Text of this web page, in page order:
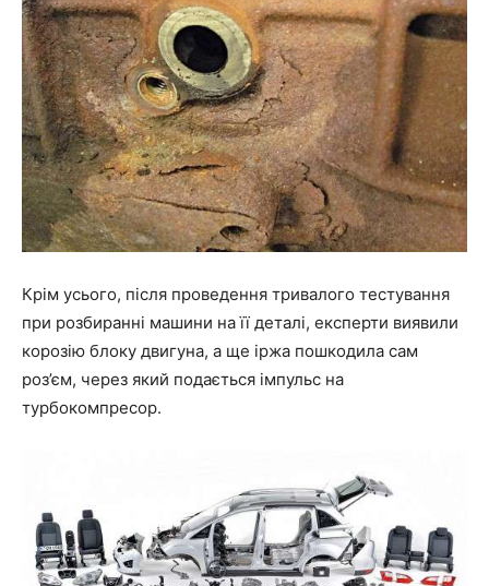
Крім усього, після проведення тривалого тестування
при розбиранні машини на її деталі, експерти виявили
корозію блоку двигуна, а ще іржа пошкодила сам
роз’єм, через який подається імпульс на
турбокомпресор.